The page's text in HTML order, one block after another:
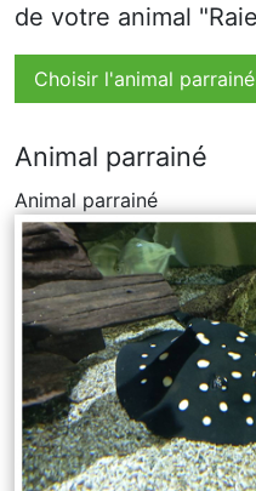
de votre animal
Choisir l'animal parrainé
Animal parrainé
Animal parrainé